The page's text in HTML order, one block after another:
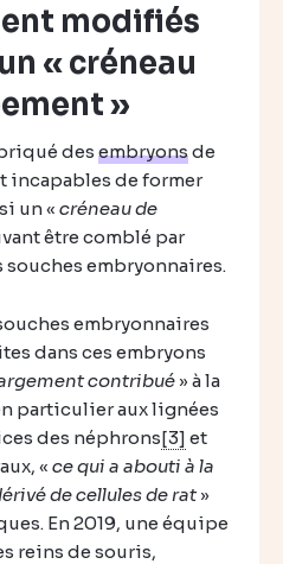
modifiés
« créneau
»
des embryonsde
incapables de former
un « créneau de
être comblé par
embryonnaires.
embryonnaires
dans ces embryons
contribué » à la
particulier aux lignées
des néphrons[3] et
« ce qui a abouti à la
de cellules de rat »
En 2019, une équipe
reins de souris,